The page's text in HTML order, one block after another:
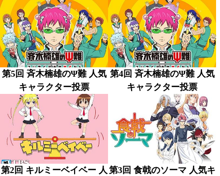
第5回 斉木楠雄のΨ難 人気
キャラクター投票
第4回 斉木楠雄のΨ難 人気
キャラクター投票
第2回 キルミーベイベー 人 第3回 食戟のソーマ 人気キ